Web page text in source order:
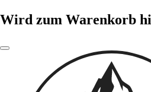
Wird zum Warenkorb